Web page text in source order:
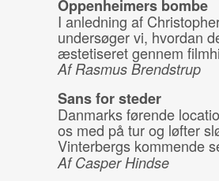
Oppenheimers bombe
I anledning af
undersøger vi, hvordan
æstetiseret gennem
Af Rasmus Brendstrup
Sans for steder
Danmarks førende
os med på tur og løfter
Vinterbergs kommende
Af Casper Hindse